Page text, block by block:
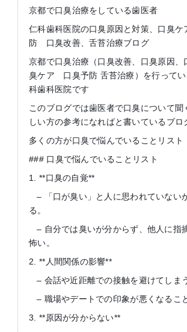
京都で口臭治療をしている歯医者
仁科歯科医院の口臭原因と対策、口臭
防 口臭改善、舌苔治療ブログ
京都で口臭治療（口臭改善、口臭原因、
臭ケア 口臭予防 舌苔治療）を行ってい
科歯科医院です
このブログでは歯医者で口臭について聞
しい方の参考になればと書いているブロ
多くの方が口臭で悩んでいることリスト
### 口臭で悩んでいることリスト
1. **口臭の自覚**
– 「口が臭い」と人に思われていない
る。
– 自分では臭いが分からず、他人に指
怖い。
2. **人間関係の影響**
– 会話や近距離での接触を避けてしま
– 職場やデートでの印象が悪くなるこ
3. **原因が分からない**